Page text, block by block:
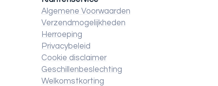
Algemene Voorwaarden
Verzendmogelijkheden
Herroeping
Privacybeleid
Cookie disclaimer
Geschillenbeslechting
Welkomstkorting